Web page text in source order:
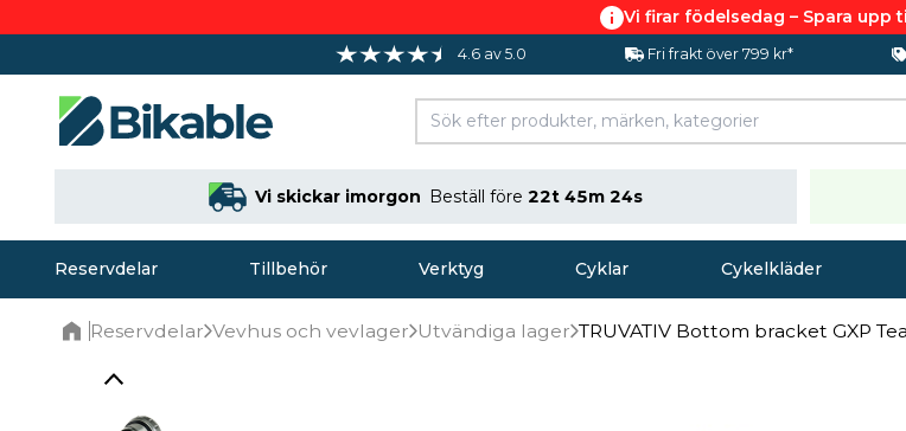
Vi firar födelsedag – Spara upp
4.6 av 5.0 Fri frakt över 799 kr*
Vi skickar imorgon Beställ före22t 45m 23s
Reservdelar Tillbehör Verktyg Cyklar Cykelkläder
Reservdelar Vevhus och vevlager Utvändiga lager TRUVATIV Bottom bracket GXP